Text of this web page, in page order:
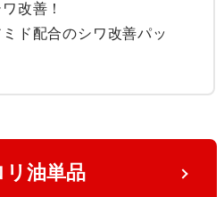
改善！
ド配合のシワ改善パッ
リ油単品